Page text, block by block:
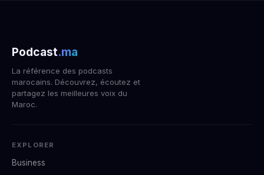
Podcast.ma
La référence des podcasts
marocains. Découvrez, écoutez et
partagez les meilleures voix du
Maroc.
EXPLORER
Business